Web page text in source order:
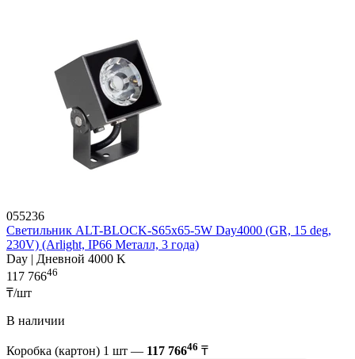
055236
Светильник ALT-BLOCK-S65x65-5W Day4000 (GR, 15 deg,
230V) (Arlight, IP66 Металл, 3 года)
Day | Дневной 4000 K
117 76646
₸/шт
В наличии
Коробка (картон) 1 шт — 117 76646 ₸